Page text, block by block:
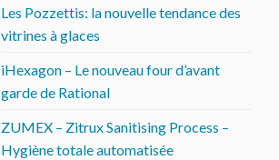
Les Pozzettis: la nouvelle tendance des
vitrines à glaces
iHexagon – Le nouveau four d’avant
garde de Rational
ZUMEX – Zitrux Sanitising Process –
Hygiène totale automatisée